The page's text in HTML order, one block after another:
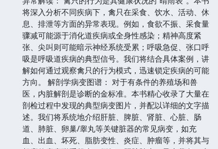
将深入分析不同疾病下，禽只在采食、饮水、活动、休
息、排泄等方面的异常表现。例如，食欲不振、采食量
骤减可能源于消化道疾病或全身性感染；精神高度紧
张、尖叫则可能暗示神经系统受累；呼吸急促、张口呼
吸是呼吸道疾病的典型信号。我们将结合具体案例，讲
解如何通过观察禽只的行为模式，迅速锁定疾病的可能
方向。 解剖学病变图谱： 对于有条件的养殖场和兽
医，内脏解剖是诊断的金标准。本书精心收录了大量在
剖检过程中发现的典型病变图片，并配以详细的文字描
述。我们将系统地介绍肝脏、脾脏、肾脏、心脏、肠
道、肺脏、卵巢/睾丸等关键脏器的常见病变，如充
血、出血、坏死、脂肪变性、炎症、肿瘤等，并将其与